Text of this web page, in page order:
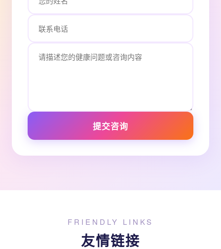
提交咨询
FRIENDLY LINKS
友情链接